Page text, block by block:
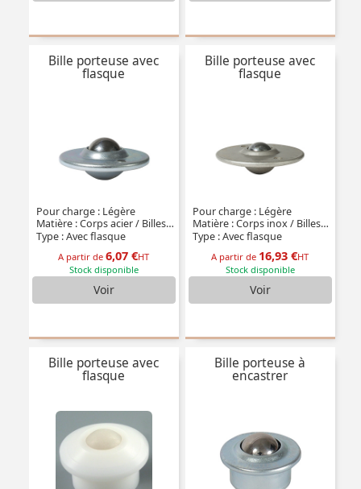
Bille porteuse avec
flasque
Pour charge : Légère
Matière : Corps acier / Billes acier
Type : Avec flasque
A partir de6,07 €HT
Stock disponible
Voir
Bille porteuse avec
flasque
Pour charge : Légère
Matière : Corps inox / Billes inox
Type : Avec flasque
A partir de 16,93 €HT
Stock disponible
Voir
Bille porteuse avec
flasque
Bille porteuse à
encastrer